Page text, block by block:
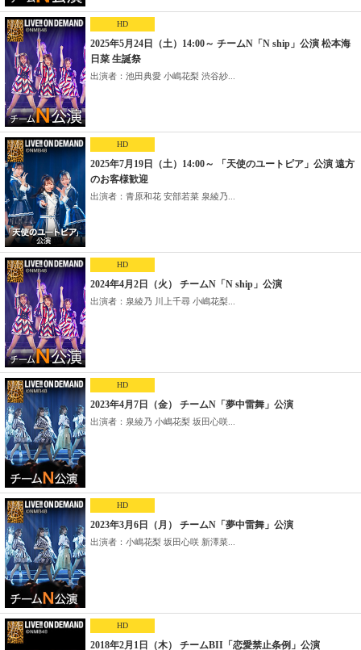
HD
2025年5月24日（土）14:00～ チームN「N ship」公演 松本海
日菜 生誕祭
出演者：池田典愛 小嶋花梨 渋谷紗...
HD
2025年7月19日（土）14:00～ 「天使のユートピア」公演 遠方
のお客様歓迎
出演者：青原和花 安部若菜 泉綾乃...
HD
2024年4月2日（火） チームN「N ship」公演
出演者：泉綾乃 川上千尋 小嶋花梨...
HD
2023年4月7日（金） チームN「夢中雷舞」公演
出演者：泉綾乃 小嶋花梨 坂田心咲...
HD
2023年3月6日（月） チームN「夢中雷舞」公演
出演者：小嶋花梨 坂田心咲 新澤菜...
HD
2018年2月1日（木） チームBII「恋愛禁止条例」公演